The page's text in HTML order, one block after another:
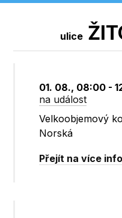
ulice
01. 08., 08:00 -
na událost
Velkoobjemový
Norská
Přejít na více